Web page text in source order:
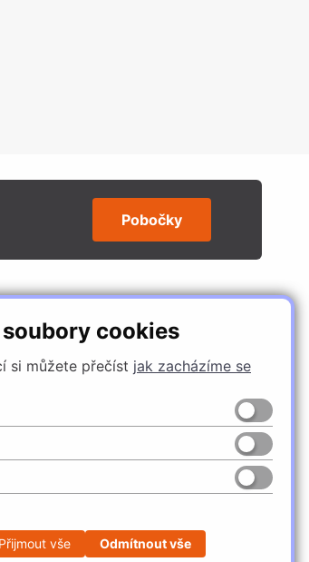
cookies
si můžete přečíst jak zacházíme se
Přijmout vše Odmítnout vše
Pobočky
SLEDUJTE NÁS
Česko Slovensko